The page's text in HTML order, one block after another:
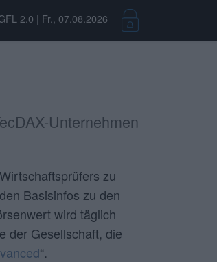
2.0 | Fr., 07.08.2026
Unternehmen
zu
Basisinfos zu den
wird täglich
der Gesellschaft, die
“.